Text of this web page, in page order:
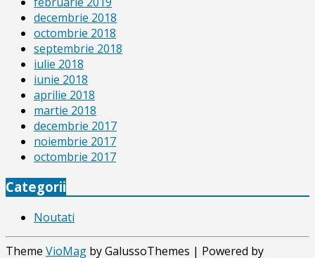
decembrie 2018
octombrie 2018
septembrie 2018
iulie 2018
iunie 2018
aprilie 2018
martie 2018
decembrie 2017
noiembrie 2017
octombrie 2017
Categorii
Noutati
Theme VioMag by GalussoThemes | Powered by